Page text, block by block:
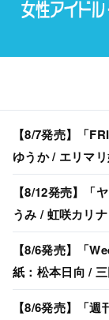
【8/7発売】「
ゆうか / エリマ
【8/12発売】「
うみ / 虹咲カリナ
【8/6発売】「
紙：松本日向 /
【8/6発売】「